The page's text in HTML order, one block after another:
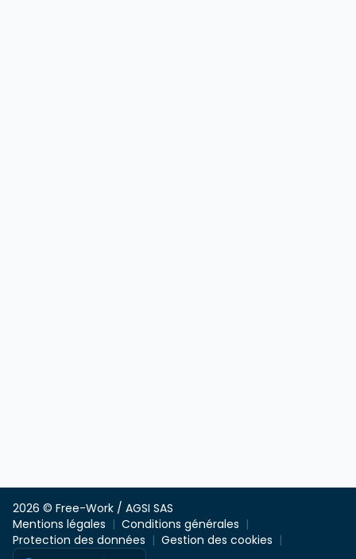
2026 © Free-Work / AGSI SAS
Mentions légales
Conditions générales
Protection des données
Gestion des cookies